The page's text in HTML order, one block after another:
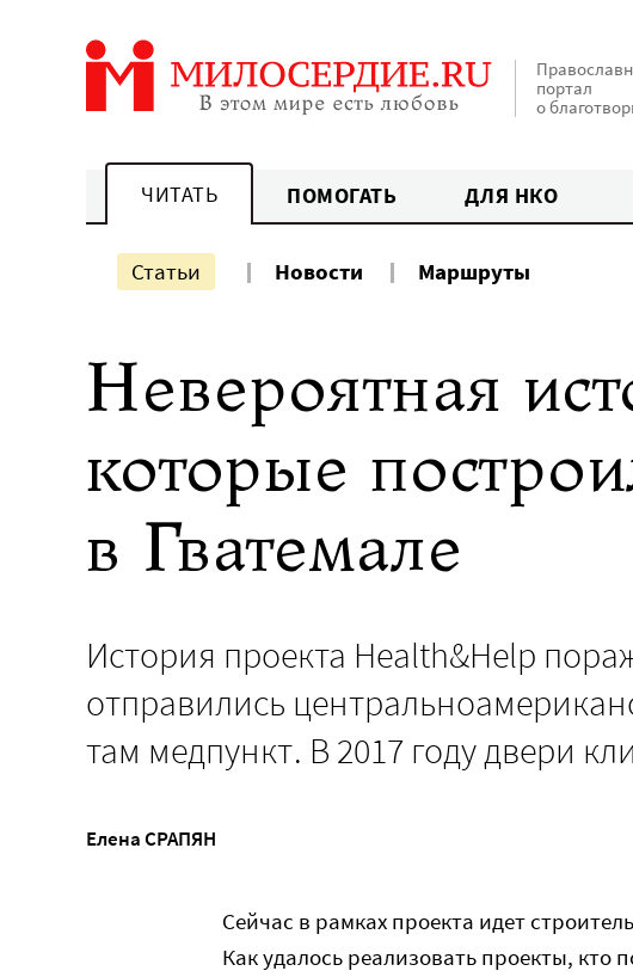
портал
о
ЧИТАТЬ ПОМОГАТЬ ДЛЯ НКО
Статьи Новости Маршруты
Невероятная
которые
в Гватемале
История проекта Health&Help
отправились
там медпункт. В 2017 году двери
Елена СРАПЯН
Сейчас в рамках проекта идет
Как удалось реализовать проекты,